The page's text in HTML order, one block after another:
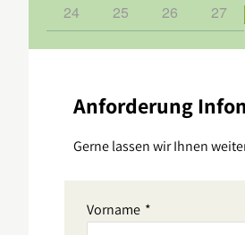
24
25 26 27
Anforderung
Gerne lassen wir Ihnen
Vorname *